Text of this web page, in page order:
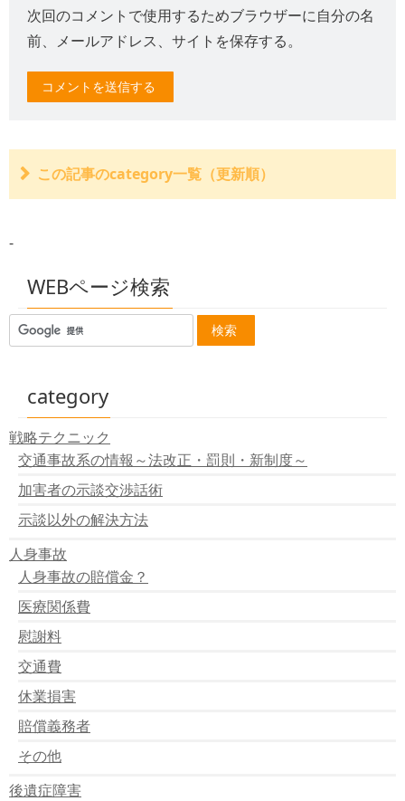
次回のコメントで使用するためブラウザーに自分の名
前、メールアドレス、サイトを保存する。
この記事のcategory一覧（更新順）
ば適法
判例：共同不法行為時には政府の補償事業は請求できな
い？
判例：交通事故債務には商法23条の名義貸与人責任の適
判例：運転者の夫の過失が同乗の妻にも適用される
判例 :自動車損害責任保険への債権者代位権の行使につい
て
判例：同一交通事故での物損の損害賠償金相互間の過失
相殺について
判例：修理不能以外でも時価差額の請求が出来るとした
もの
判例：信号機の設置に瑕疵があったとされたもの
判例：自動車検問は任意であり車の利用の制約しなけれ
ば適法
判例：ひき逃げは罪が重い！ ～報告義務違反と救護義
務違反～
判例：近親者の付添看護費 ～無償の看護は損害になる
か？～
判例：交通事故の報告はすぐに行う ～14キロ離れてか
らの交通事故報告～
判例：免責を受ける運転供用者 ～自賠法３条但し書き
の立証～
判例：交通事故発生時の負傷者とは？ ～死亡が明白な
とき～
判例：傷害と労働と収入減 ～損害は収入減がなければ
認められない～
-
WEBページ検索
category
戦略テクニック
交通事故系の情報～法改正・罰則・新制度～
加害者の示談交渉話術
示談以外の解決方法
人身事故
人身事故の賠償金？
医療関係費
慰謝料
交通費
休業損害
賠償義務者
その他
後遺症障害